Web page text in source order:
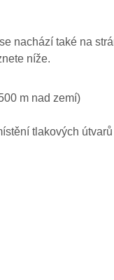
nachází také na
níže.
m nad zemí)
tlakových útvarů